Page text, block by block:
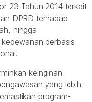
23 Tahun 2014 terkait
DPRD terhadap
hingga
berbasis
keinginan
yang lebih
program-